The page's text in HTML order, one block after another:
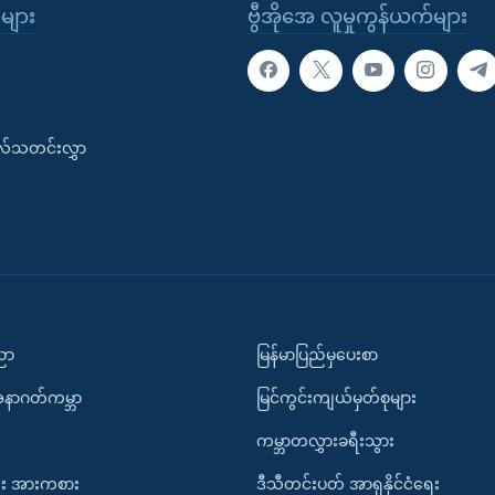
ဗွီအိုအေ လူမှုကွန်ယက်များ
ား
လ်သတင်းလွှာ
ာ
ာဂတ်ကမ္ဘာ
ားကစား
မြန်မာပြည်မှပေးစာ
မြင်ကွင်းကျယ်မှတ်စုများ
ကမ္ဘာတလွှားခရီးသွား
ဒီသီတင်းပတ် အာရှနိုင်ငံရေး